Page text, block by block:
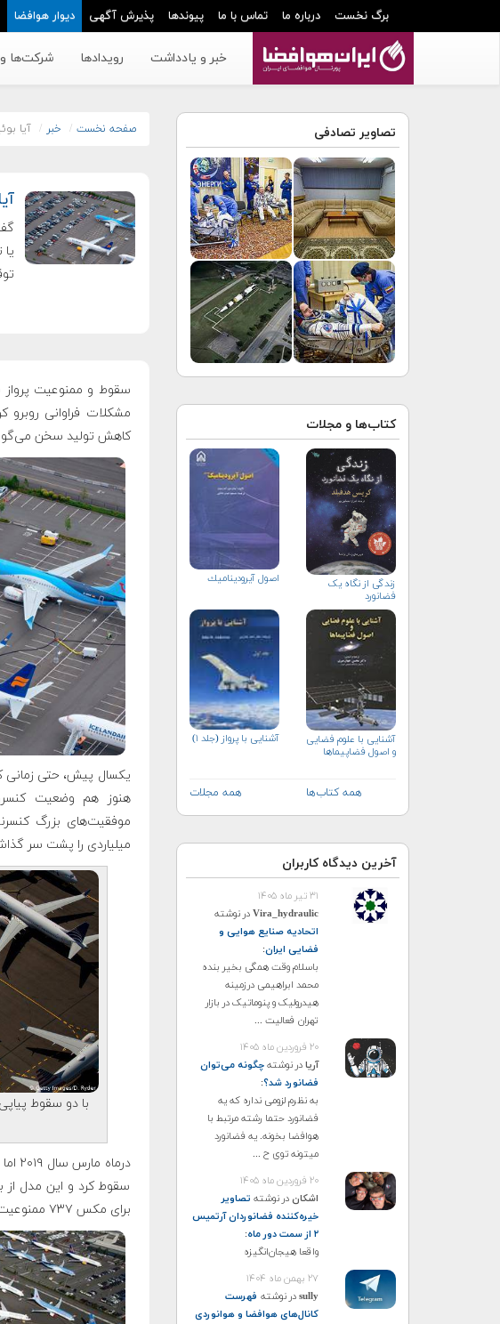
برگ نخست درباره ما تماس با ما پیوندها پذیرش آگهی دیوار هوافضا
خبر و یادداشت رویدادها شرکت‌ها
تصاویر تصادفی
کتاب‌ها و مجلات
زندگی از نگاه یک
فضانورد
اصول آيروديناميك
آشنایی با علوم فضایی
و اصول فضاپیماها
آشنایی با پرواز (جلد ۱)
همه کتاب‌ها همه مجلات
آخرین دیدگاه کاربران
۳۱ تیر ماه ۱۴۰۵
Vira_hydraulicدر نوشته
اتحادیه صنایع هوایی و
فضایی ایران:
باسلام وقت همگی بخیر بنده
محمد ابراهیمی درزمینه
هیدرولیک و پنوماتیک در بازار
تهران فعالیت ...
۲۰ فروردین ماه ۱۴۰۵
آریادر نوشتهچگونه می‌توان
فضانورد شد؟:
به نظرم لزومی نداره که یه
فضانورد حتما رشته مرتبط با
هوافضا بخونه. یه فضانورد
میتونه توی ح ...
۲۰ فروردین ماه ۱۴۰۵
اشکاندر نوشته تصاویر
خیره‌کننده فضانوردان آرتمیس
۲ از سمت دور ماه
:
واقعا هیجان‌انگیزه
۲۷ بهمن ماه ۱۴۰۴
sullyدر نوشته فهرست
کانال‌های هوافضا و هوانوردی
صفحه نخست خبر آیا بوئینگ
مشکلات فراوانی روبرو
کاهش تولید سخن
هنوز هم وضعیت
میلیاردی را پشت سر
سقوط کرد و این مدل از
برای مکس ۷۳۷ ممنوعیت پرواز وجود دارد